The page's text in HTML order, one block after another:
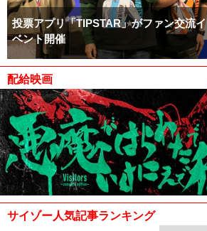
投票アプリ「TIPSTAR」がファン交流イ
ベント開催
配給映画
サイゾー人気記事ランキング